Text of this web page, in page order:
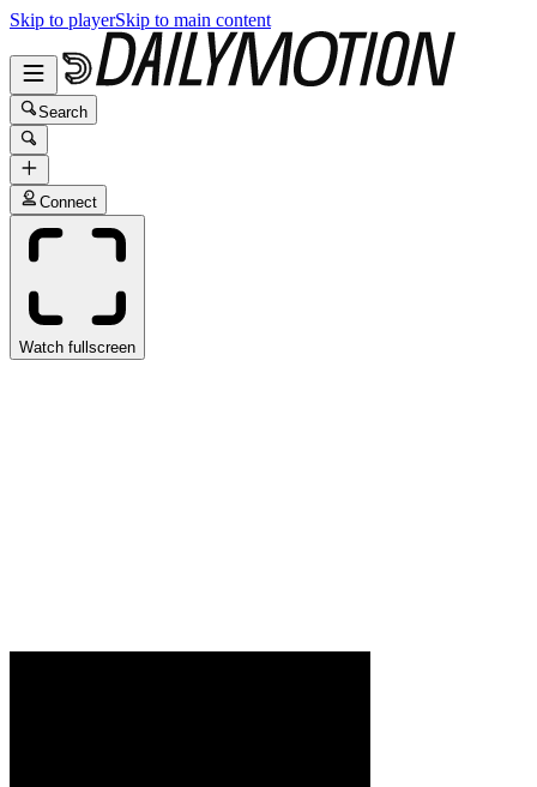
Skip to playerSkip to main content
Search
Connect
Watch fullscreen